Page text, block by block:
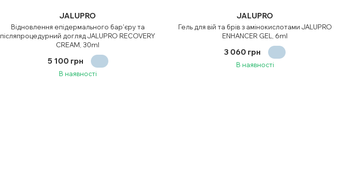
JALUPRO
Відновлення епідермального бар'єру та
післяпроцедурний догляд JALUPRO RECOVERY
CREAM, 30ml
5 100 грн
В наявності
JALUPRO
Гель для вій та брів з амінокислотами JALUPRO
ENHANCER GEL, 6ml
3 060 грн
В наявності